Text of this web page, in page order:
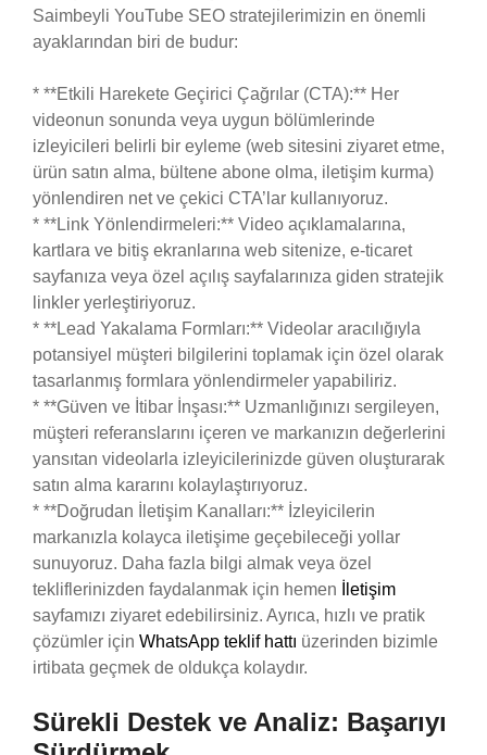
Saimbeyli YouTube SEO stratejilerimizin en önemli
ayaklarından biri de budur:
* **Etkili Harekete Geçirici Çağrılar (CTA):** Her
videonun sonunda veya uygun bölümlerinde
izleyicileri belirli bir eyleme (web sitesini ziyaret etme,
ürün satın alma, bültene abone olma, iletişim kurma)
yönlendiren net ve çekici CTA’lar kullanıyoruz.
* **Link Yönlendirmeleri:** Video açıklamalarına,
kartlara ve bitiş ekranlarına web sitenize, e-ticaret
sayfanıza veya özel açılış sayfalarınıza giden stratejik
linkler yerleştiriyoruz.
* **Lead Yakalama Formları:** Videolar aracılığıyla
potansiyel müşteri bilgilerini toplamak için özel olarak
tasarlanmış formlara yönlendirmeler yapabiliriz.
* **Güven ve İtibar İnşası:** Uzmanlığınızı sergileyen,
müşteri referanslarını içeren ve markanızın değerlerini
yansıtan videolarla izleyicilerinizde güven oluşturarak
satın alma kararını kolaylaştırıyoruz.
* **Doğrudan İletişim Kanalları:** İzleyicilerin
markanızla kolayca iletişime geçebileceği yollar
sunuyoruz. Daha fazla bilgi almak veya özel
tekliflerinizden faydalanmak için hemen
İletişim
sayfamızı ziyaret edebilirsiniz. Ayrıca, hızlı ve pratik
çözümler için WhatsApp teklif hattı üzerinden bizimle
irtibata geçmek de oldukça kolaydır.
Sürekli Destek ve Analiz: Başarıyı